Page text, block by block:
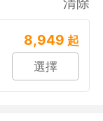
8,949 起
選擇